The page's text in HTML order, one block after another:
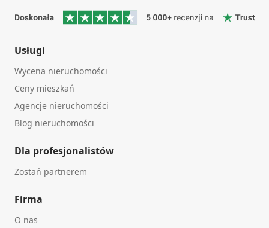
Usługi
Wycena nieruchomości
Ceny mieszkań
Agencje nieruchomości
Blog nieruchomości
Dla profesjonalistów
Zostań partnerem
Firma
O nas